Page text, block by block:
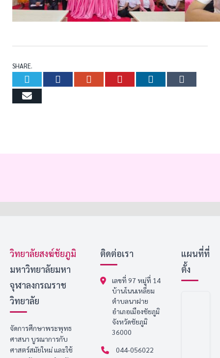
SHARE.
TwitterFacebookGoogle+Pinterest
LinkedIn
Email
วิทยาลัยสงฆ์ชัยภูมิ
มหาวิทยาลัยมหา
จุฬาลงกรณราช
วิทยาลัย
จัดการศึกษาพระพุทธ
ศาสนา บูรณาการกับ
ศาสตร์สมัยใหม่ และใช้
ติดต่อเรา
เลขที่ 97 หมู่ที่ 14
บ้านโนนเหลี่ยม
ตำบลนาฝาย
อำเภอเมืองชัยภูมิ
จังหวัดชัยภูมิ
36000
044-056022
แผนที่ที่
ตั้ง